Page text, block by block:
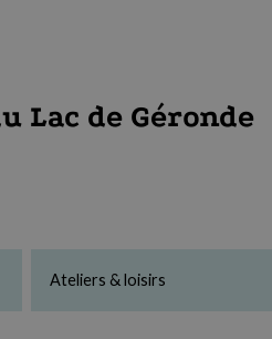
Lac de Géronde
Ateliers & loisirs